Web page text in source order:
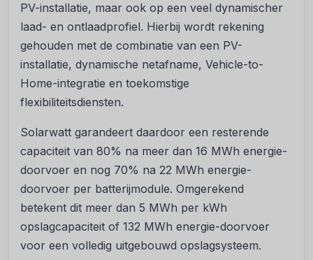
PV-installatie, maar ook op een veel dynamischer
laad- en ontlaadprofiel. Hierbij wordt rekening
gehouden met de combinatie van een PV-
installatie, dynamische netafname, Vehicle-to-
Home-integratie en toekomstige
flexibiliteitsdiensten.
Solarwatt garandeert daardoor een resterende
capaciteit van 80% na meer dan 16 MWh energie-
doorvoer en nog 70% na 22 MWh energie-
doorvoer per batterijmodule. Omgerekend
betekent dit meer dan 5 MWh per kWh
opslagcapaciteit of 132 MWh energie-doorvoer
voor een volledig uitgebouwd opslagsysteem.